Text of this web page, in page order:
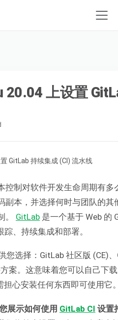
20.04 上设置
控制对软件开发生命周期有
副本，并选择何时与团队的
。 GitLab 是一个基于 Web 的
、持续集成和部署。
您选择：GitLab 社区版 (CE)
案。这意味着您可以自己下
担心安装任何东西即可使用它
展示如何使用 GitLab CI 设置